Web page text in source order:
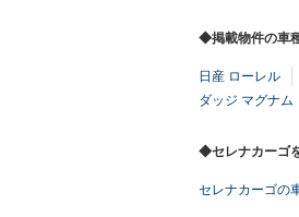
◆掲載物件の車
日産 ローレル
ダッジ マグナム
◆セレナカーゴ
セレナカーゴの